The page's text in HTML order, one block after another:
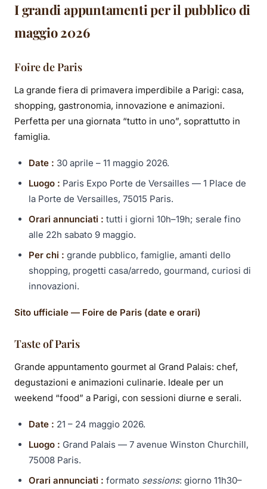
I grandi appuntamenti per il pubblico di
maggio 2026
Foire de Paris
La grande fiera di primavera imperdibile a Parigi: casa,
shopping, gastronomia, innovazione e animazioni.
Perfetta per una giornata “tutto in uno”, soprattutto in
famiglia.
Date : 30 aprile – 11 maggio 2026.
Luogo : Paris Expo Porte de Versailles — 1 Place de
la Porte de Versailles, 75015 Paris.
Orari annunciati : tutti i giorni 10h–19h; serale fino
alle 22h sabato 9 maggio.
Per chi : grande pubblico, famiglie, amanti dello
shopping, progetti casa/arredo, gourmand, curiosi di
innovazioni.
Sito ufficiale — Foire de Paris (date e orari)
Taste of Paris
Grande appuntamento gourmet al Grand Palais: chef,
degustazioni e animazioni culinarie. Ideale per un
weekend “food” a Parigi, con sessioni diurne e serali.
Date : 21 – 24 maggio 2026.
Luogo : Grand Palais — 7 avenue Winston Churchill,
75008 Paris.
Orari annunciati : formato sessions: giorno 11h30–